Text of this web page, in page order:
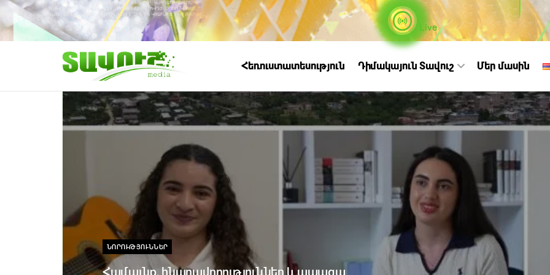
Live
Հեռուստատեսություն Դիմակայուն Տավուշ Մեր մասին
ՆՈՐՈՒԹՅՈՒՆՆԵՐ
Համայնք, հնարավորություններ և ապագա․